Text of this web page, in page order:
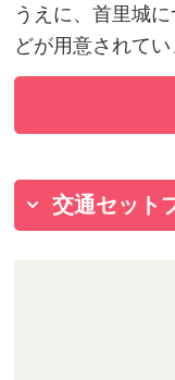
うえに、首里城
どが用意されてい
交通セット